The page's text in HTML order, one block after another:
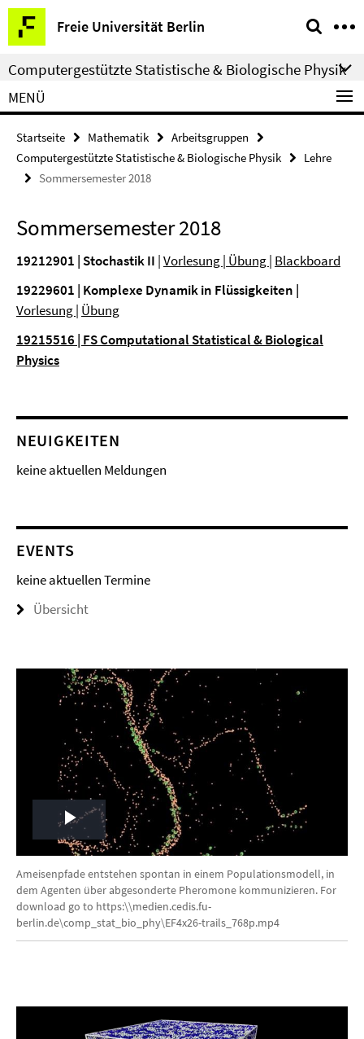
Springe
direkt
zu
Inhalt
Freie Universität Berlin
Service-
Navigation
Computergestützte Statistische & Biologische Physik
MENÜ
Startseite Mathematik
Arbeitsgruppen
Computergestützte Statistische & Biologische Physik
Lehre
Sommersemester 2018
Sommersemester 2018
19212901 | Stochastik II |Vorlesung| Übung| Blackboard
19229601 | Komplexe Dynamik in Flüssigkeiten |
Vorlesung| Übung
19215516 | FS Computational Statistical & Biological
Physics
NEUIGKEITEN
keine aktuellen Meldungen
EVENTS
keine aktuellen Termine
Übersicht
Play
Video
Ameisenpfade entstehen spontan in einem Populationsmodell, in
dem Agenten über abgesonderte Pheromone kommunizieren. For
download go to https:\\medien.cedis.fu-
berlin.de\comp_stat_bio_phy\EF4x26-trails_768p.mp4